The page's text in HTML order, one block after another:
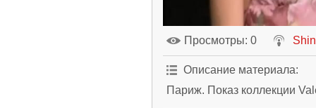
Просмотры: 0
Описание материала:
Париж. Показ коллекции